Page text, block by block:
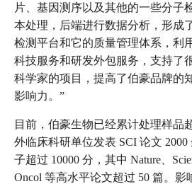
片、基因测序以及其他的一些分子
本处理，后端进行数据分析，形成
检测平台和它的质量管理体系，利
科技服务和研发外包服务，支持了
科学家的项目，提高了伯豪品牌的
影响力。”
目前，伯豪生物已经累计处理样品
外临床科研单位发表 SCI 论文
子超过 10000 分，其中 Nature、
Oncol 等高水平论文超过 50 篇。影